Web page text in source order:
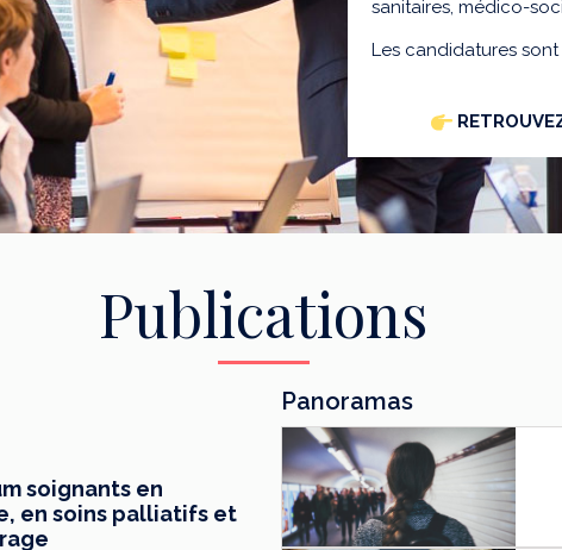
sanitaires, médico-
Les candidatures sont
Publications
soignants en
en soins palliatifs et
Panoramas